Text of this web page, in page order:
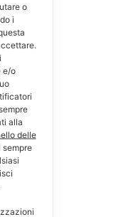
o
i
e/o
alla
delle